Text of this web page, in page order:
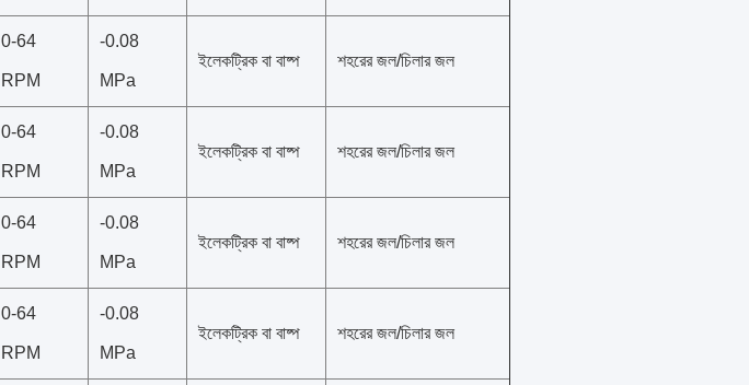
0-64
RPM
-0.08
MPa
ইলেকট্রিক বা বাষ্প শহরের জল/চিলার জল
0-64
RPM
-0.08
MPa
ইলেকট্রিক বা বাষ্প শহরের জল/চিলার জল
0-64
RPM
-0.08
MPa
ইলেকট্রিক বা বাষ্প শহরের জল/চিলার জল
0-64
RPM
-0.08
MPa
ইলেকট্রিক বা বাষ্প শহরের জল/চিলার জল